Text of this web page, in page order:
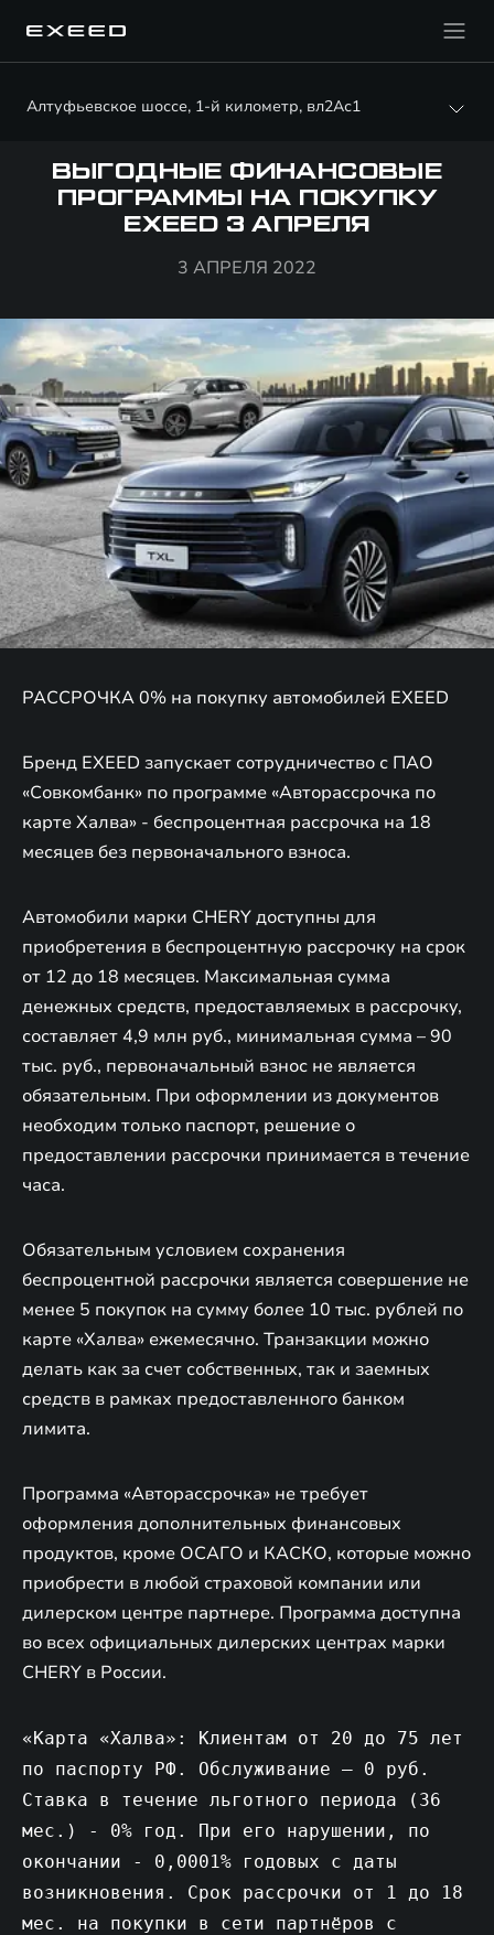
Алтуфьевское шоссе, 1-й километр, вл2Ас1
ВЫГОДНЫЕ ФИНАНСОВЫЕ
ПРОГРАММЫ НА ПОКУПКУ
EXEED 3 АПРЕЛЯ
3 АПРЕЛЯ 2022
РАССРОЧКА 0% на покупку автомобилей EXEED
Бренд EXEED запускает сотрудничество с ПАО
«Совкомбанк» по программе «Авторассрочка по
карте Халва» - беспроцентная рассрочка на 18
месяцев без первоначального взноса.
Автомобили марки CHERY доступны для
приобретения в беспроцентную рассрочку на срок
от 12 до 18 месяцев. Максимальная сумма
денежных средств, предоставляемых в рассрочку,
составляет 4,9 млн руб., минимальная сумма – 90
тыс. руб., первоначальный взнос не является
обязательным. При оформлении из документов
необходим только паспорт, решение о
предоставлении рассрочки принимается в течение
часа.
Обязательным условием сохранения
беспроцентной рассрочки является совершение не
менее 5 покупок на сумму более 10 тыс. рублей по
карте «Халва» ежемесячно. Транзакции можно
делать как за счет собственных, так и заемных
средств в рамках предоставленного банком
лимита.
Программа «Авторассрочка» не требует
оформления дополнительных финансовых
продуктов, кроме ОСАГО и КАСКО, которые можно
приобрести в любой страховой компании или
дилерском центре партнере. Программа доступна
во всех официальных дилерских центрах марки
CHERY в России.
«Карта «Халва»: Клиентам от 20 до 75 лет
по паспорту РФ. Обслуживание – 0 руб.
Ставка в течение льготного периода (36
мес.) - 0% год. При его нарушении, по
окончании - 0,0001% годовых с даты
возникновения. Срок рассрочки от 1 до 18
мес. на покупки в сети партнёров с